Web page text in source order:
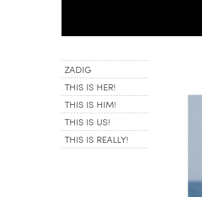
ZADIG
THIS IS HER!
THIS IS HIM!
THIS IS US!
THIS IS REALLY!